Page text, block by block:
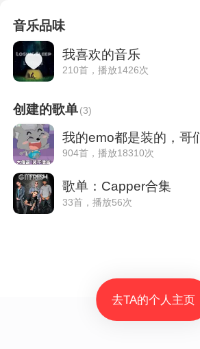
音乐品味
我喜欢的音乐
210首，播放1426次
创建的歌单(3)
904首，播放18310次
歌单：Capper合集
33首，播放56次
去TA的个人主页